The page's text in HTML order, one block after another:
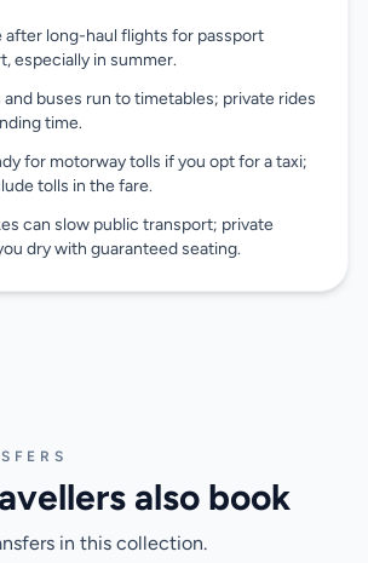
after long-haul flights for passport
especially in summer.
buses run to timetables; private rides
time.
for motorway tolls if you opt for a taxi;
tolls in the fare.
can slow public transport; private
dry with guaranteed seating.
also book
in this collection.